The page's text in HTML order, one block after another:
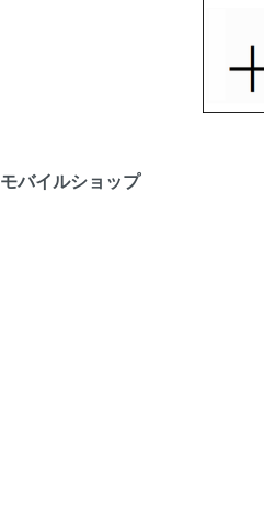
モバイルショップ